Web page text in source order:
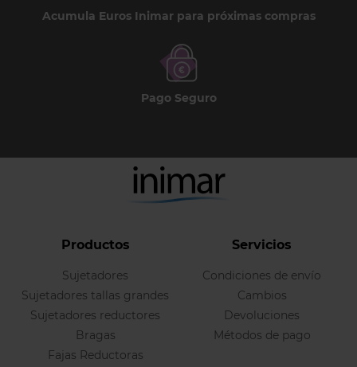
Acumula Euros Inimar para próximas compras
Pago Seguro
Productos
Sujetadores
Sujetadores tallas grandes
Sujetadores reductores
Bragas
Fajas Reductoras
Servicios
Condiciones de envío
Cambios
Devoluciones
Métodos de pago